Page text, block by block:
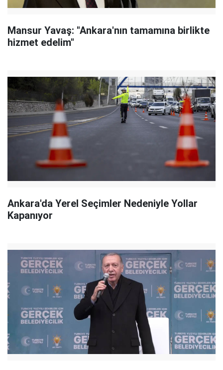
Mansur Yavaş: "Ankara'nın tamamına birlikte
hizmet edelim"
Ankara'da Yerel Seçimler Nedeniyle Yollar
Kapanıyor